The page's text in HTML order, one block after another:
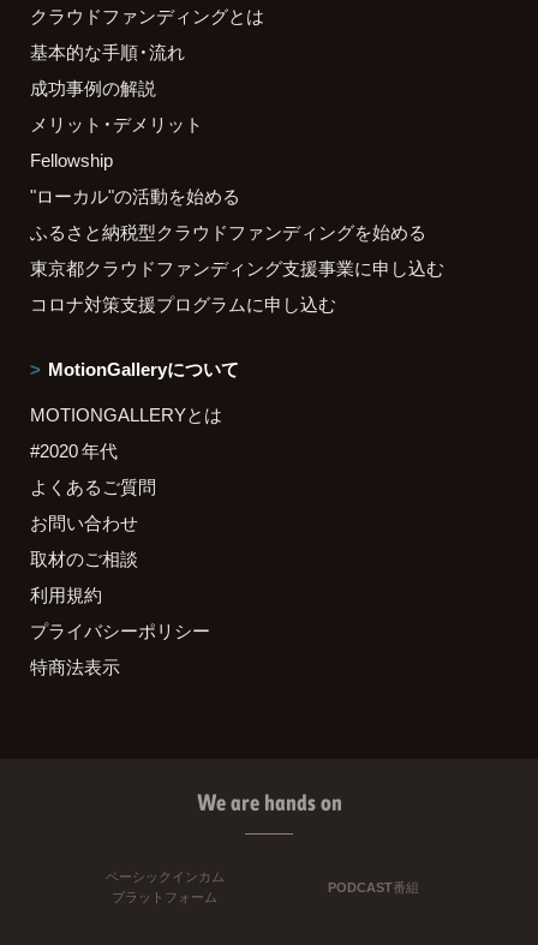
クラウドファンディングとは
基本的な手順・流れ
成功事例の解説
メリット・デメリット
Fellowship
"ローカル"の活動を始める
ふるさと納税型クラウドファンディングを始める
東京都クラウドファンディング支援事業に申し込む
コロナ対策支援プログラムに申し込む
MotionGalleryについて
MOTIONGALLERYとは
#2020 年代
よくあるご質問
お問い合わせ
取材のご相談
利用規約
プライバシーポリシー
特商法表示
We are hands on
ベーシックインカム
プラットフォーム
PODCAST番組